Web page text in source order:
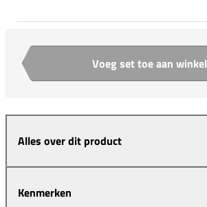
Aantal Voeg set toe aan
Alles over dit product
Kenmerken